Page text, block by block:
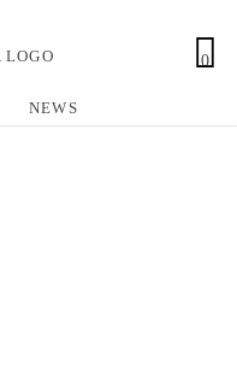
0
NEWS